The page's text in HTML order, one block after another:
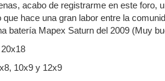
acabo de registrarme en este foro,
que hace una gran labor entre la
batería Mapex Saturn del 2009 (Muy
10x9 y 12x9